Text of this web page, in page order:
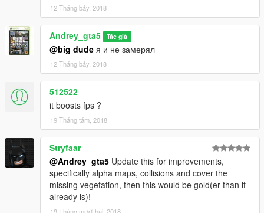
12 Tháng bảy, 2018
Andrey_gta5 Tác giả
@big dude я и не замерял
12 Tháng bảy, 2018
512522
it boosts fps ?
19 Tháng tám, 2018
Stryfaar
@Andrey_gta5 Update this for improvements,
specifically alpha maps, collisions and cover the
missing vegetation, then this would be gold(er than it
already is)!